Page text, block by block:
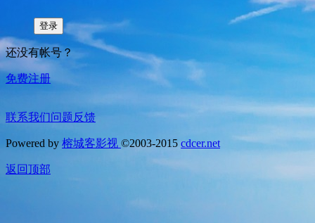
登录
还没有帐号？
免费注册
联系我们问题反馈
Powered by 榕城客影视 ©2003-2015 cdcer.net
返回顶部